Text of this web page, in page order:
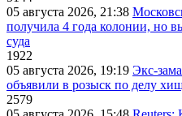
05 августа 2026, 21:38
получила 4 года колонии, но
суда
1922
05 августа 2026, 19:19 Экс-
объявили в розыск по делу
2579